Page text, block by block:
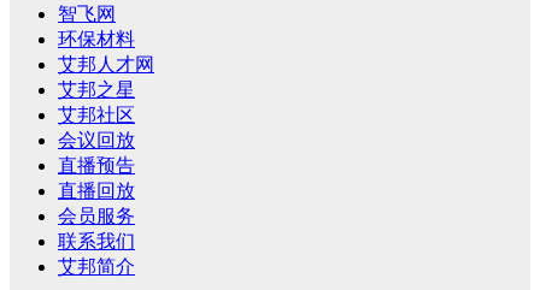
智飞网
环保材料
艾邦人才网
艾邦之星
艾邦社区
会议回放
直播预告
直播回放
会员服务
联系我们
艾邦简介